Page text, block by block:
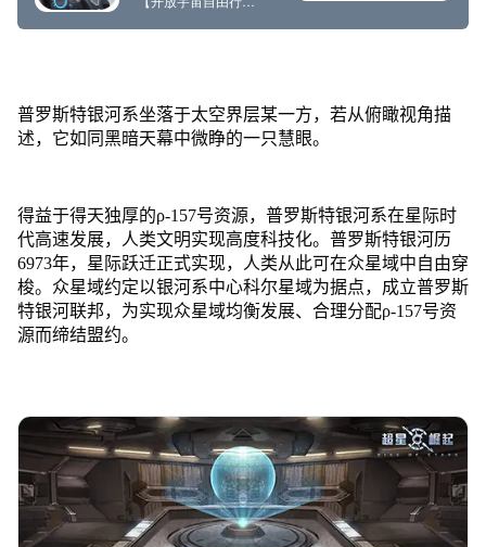
普罗斯特银河系坐落于太空界层某一方，若从俯瞰视角描
述，它如同黑暗天幕中微睁的一只慧眼。
得益于得天独厚的ρ-157号资源，普罗斯特银河系在星际时
代高速发展，人类文明实现高度科技化。普罗斯特银河历
6973年，星际跃迁正式实现，人类从此可在众星域中自由穿
梭。众星域约定以银河系中心科尔星域为据点，成立普罗斯
特银河联邦，为实现众星域均衡发展、合理分配ρ-157号资
源而缔结盟约。